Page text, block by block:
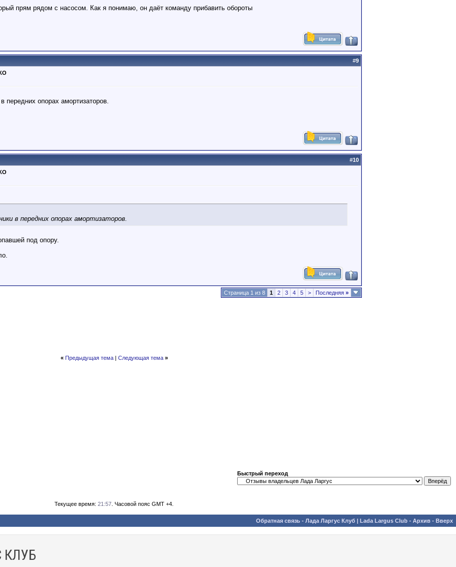
прям рядом с насосом. Как я понимаю, он даёт команду прибавить обороты
#9
передних опорах амортизаторов.
#10
в передних опорах амортизаторов.
под опору.
Страница 1 из 8 1 2 3 4 5 > Последняя »
« Предыдущая тема| Следующая тема »
Быстрый переход
Текущее время: 21:57 . Часовой пояс GMT +4.
Обратная связь - Лада Ларгус Клуб | Lada Largus Club - Архив - Вверх